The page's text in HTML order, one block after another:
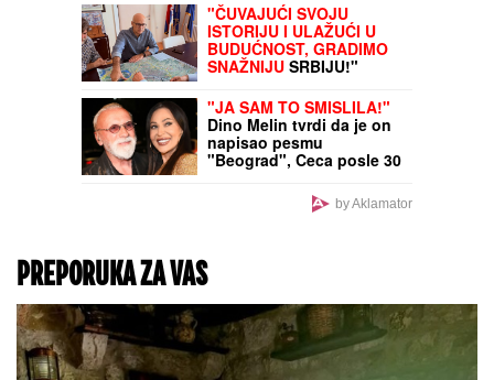
"ČUVAJUĆI SVOJU
ISTORIJU I ULAŽUĆI U
BUDUĆNOST, GRADIMO
SNAŽNIJU SRBIJU!"
planovima i projektima
važnim za građane!
"JA SAM TO SMISLILA!"
Dino Melin tvrdi da je on
napisao pesmu
"Beograd", Ceca posle 30
godina otkrila istinu:
"Nudila sam je Marini"by Aklamator
PREPORUKA ZA VAS